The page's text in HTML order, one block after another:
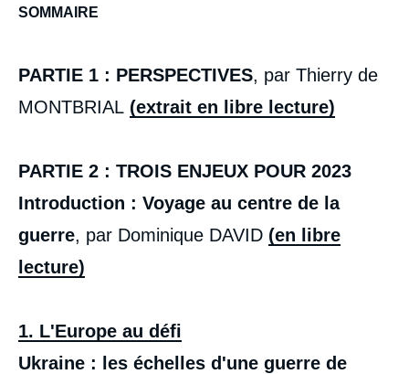
SOMMAIRE
PARTIE 1 : PERSPECTIVES, par Thierry de
MONTBRIAL (extrait en libre lecture)
PARTIE 2 : TROIS ENJEUX POUR 2023
Introduction : Voyage au centre de la
guerre, par Dominique DAVID (en libre
lecture)
1. L'Europe au défi
Ukraine : les échelles d'une guerre de